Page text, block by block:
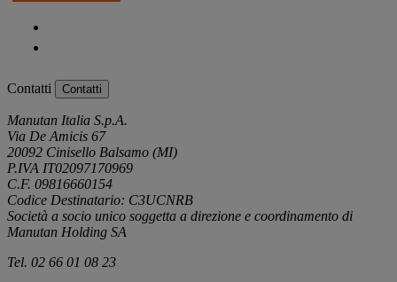
Contatti Contatti
Manutan Italia S.p.A.
Via De Amicis 67
20092 Cinisello Balsamo (MI)
P.IVA IT02097170969
C.F. 09816660154
Codice Destinatario: C3UCNRB
Società a socio unico soggetta a direzione e coordinamento di
Manutan Holding SA
Tel. 02 66 01 08 23